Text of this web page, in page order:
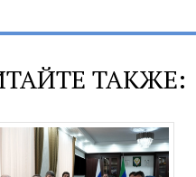
ТАКЖЕ: